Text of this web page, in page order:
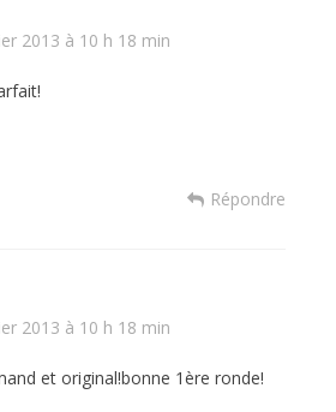
2013 à 10 h 18 min
Répondre
2013 à 10 h 18 min
et original!bonne 1ère ronde!